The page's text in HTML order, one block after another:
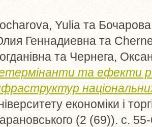
Yulia та
Геннадиевна та
та Чернега,
та ефекти
економіки і
(2 (69)). с.